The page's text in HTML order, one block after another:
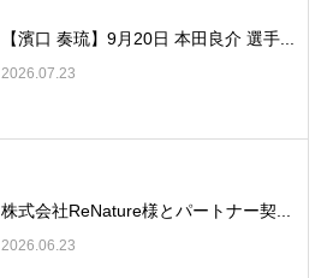
【濱口 奏琉】9月20日 本田良介 選手...
2026.07.23
株式会社ReNature様とパートナー契...
2026.06.23